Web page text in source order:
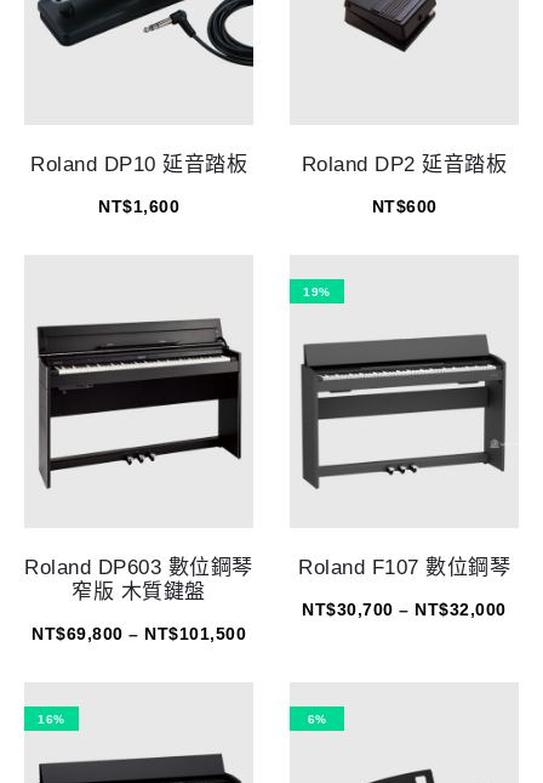
Roland DP10 延音踏板
NT$1,600
Roland DP2 延音踏板
NT$600
Roland DP603 數位鋼琴
窄版 木質鍵盤
NT$69,800 – NT$101,500
19%
Roland F107 數位鋼琴
NT$30,700 – NT$32,000
16% 6%